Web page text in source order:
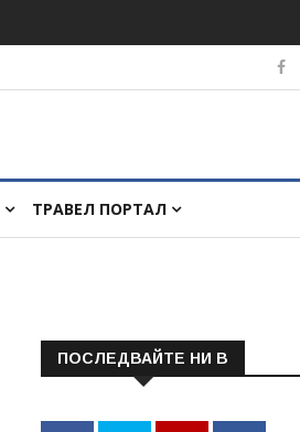
ТРАВЕЛ ПОРТАЛ
ПОСЛЕДВАЙТЕ НИ В